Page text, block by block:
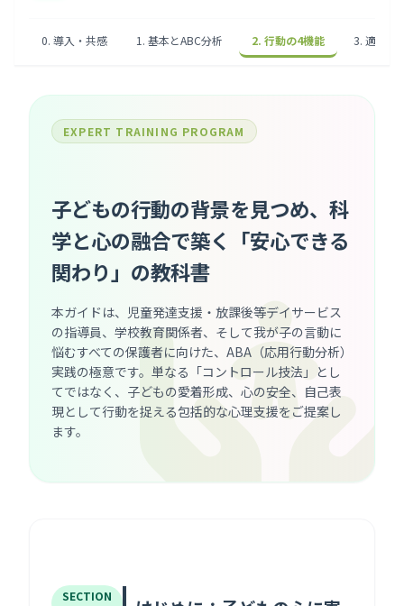
0. 導入・共感 1. 基本とABC分析 2. 行動の4機能 3. 適切な
EXPERT TRAINING PROGRAM
子どもの行動の背景を見つめ、 科
学と心の融合で築く「安心できる
関わり」の教科書
本ガイドは、児童発達支援・放課後等デイサービス
の指導員、学校教育関係者、そして我が子の言動に
悩むすべての保護者に向けた、ABA（応用行動分析）
実践の極意です。単なる「コントロール技法」とし
てではなく、子どもの愛着形成、心の安全、自己表
現として行動を捉える包括的な心理支援をご提案し
ます。
SECTION